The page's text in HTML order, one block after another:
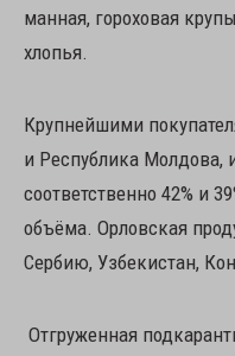
манная, гороховая
хлопья.
Крупнейшими
и Республика Молдова,
соответственно 42% и
объёма. Орловская
Сербию, Узбекистан,
Отгруженная